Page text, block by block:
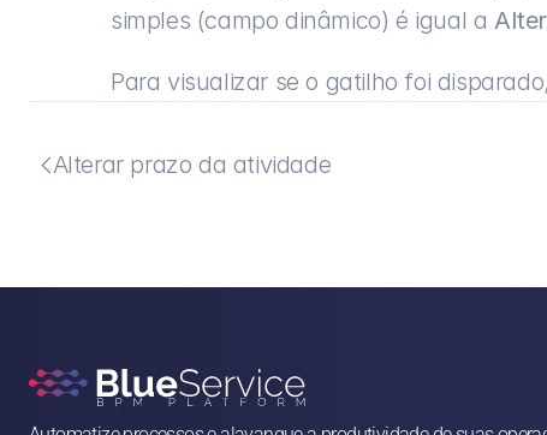
simples (campo dinâmico) é igual a
Para visualizar se o gatilho foi
Alterar prazo da atividade